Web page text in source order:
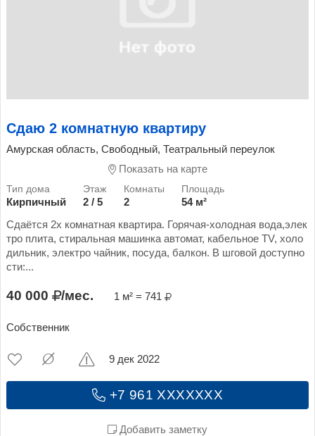
Сдаю 2 комнатную квартиру
Амурская область, Свободный, Театральный переулок
Показать на карте
Кирпичный 2 / 5 2
54 м²
Сдаётся 2х комнатная квартира. Горячая-холодная вода,элек
тро плита, стиральная машинка автомат, кабельное ТV, холо
дильник, электро чайник, посуда, балкон. В шговой доступно
сти:...
40 000 /мес. 1 м² = 741
Собственник
+7 961 XXXXXXX
Добавить заметку
9 дек 2022